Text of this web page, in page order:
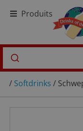
Produits
/ Softdrinks /